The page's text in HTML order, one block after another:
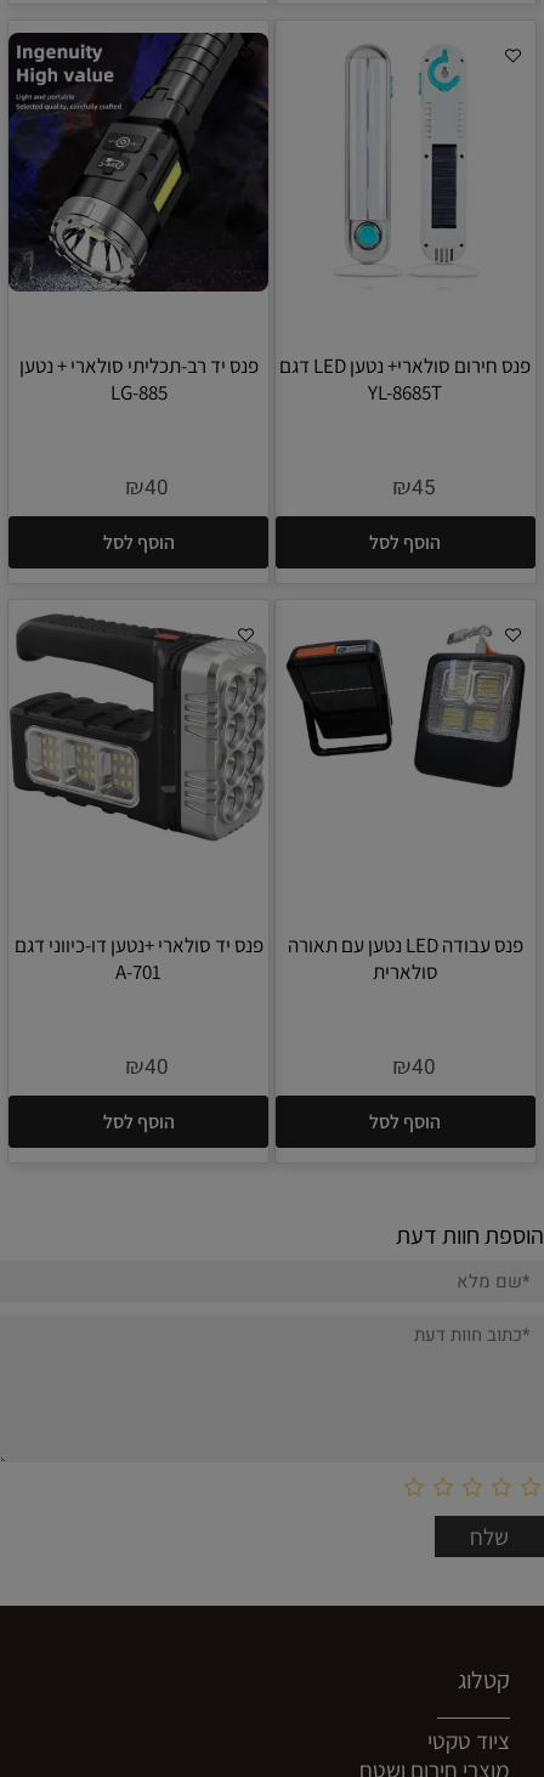
פנס חירום סולארי+ נטען LED דגם
YL-8685T
₪45
הוסף לסל
פנס יד רב-תכליתי סולארי + נטען
LG-885
₪40
הוסף לסל
פנס עבודה LED נטען עם תאורה
סולארית
₪40
הוסף לסל
פנס יד סולארי +נטען דו-כיווני דגם
701-A
₪40
הוסף לסל
הוספת חוות דעת
קטלוג
ציוד טקטי
מוצרי חירום ושטח